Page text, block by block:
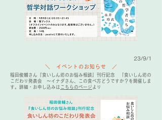
23/9/1
＼ イベントのお知らせ ／
稲田俊輔さん『食いしん坊のお悩み相談』刊行記念 「食いしん坊の
こだわり発表会 〜イナダさん、この食べ方どうですか？を開催しま
す。詳細・お申し込みは こちらのページ より